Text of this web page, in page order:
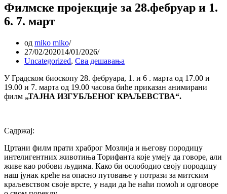
Филмске пројекције за 28.фебруар и 1.
6. 7. март
од miko miko
27/02/202014/01/2026
Uncategorized, Сва дешавања
У Градском биоскопу 28. фебруара, 1. и 6 . марта од 17.00 и
19.00 и 7. марта од 19.00 часова биће приказан анимирани
филм „ТАЈНА ИЗГУБЉЕНОГ КРАЉЕВСТВА“.
Садржај:
Цртани филм прати храброг Мозлија и његову породицу
интелигентних животиња Торифанта које умеју да говоре, али
живе као робови људима. Како би ослободио своју породицу
наш јунак креће на опасно путовање у потрази за митским
краљевством своје врсте, у нади да ће наћи помоћ и одговоре